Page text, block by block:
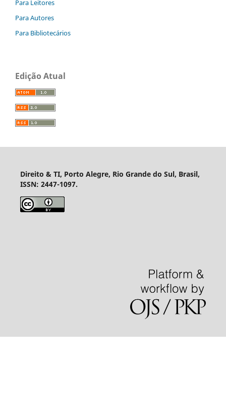
Para Leitores
Para Autores
Para Bibliotecários
Edição Atual
Direito & TI, Porto Alegre, Rio Grande do Sul, Brasil,
ISSN: 2447-1097.